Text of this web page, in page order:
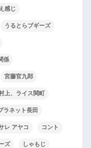
感じ
うるとらブギーズ
係
宮藤官九郎
上、ライス関町
ラネット長田
レ アヤコ コント
ズ しゃもじ